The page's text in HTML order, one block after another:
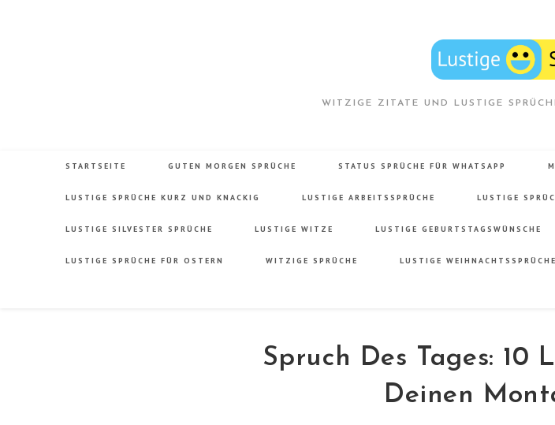
WITZIGE ZITATE UND LUSTIGE
STARTSEITE GUTEN MORGEN SPRÜCHE STATUS SPRÜCHE FÜR WHATSAPP
LUSTIGE SPRÜCHE KURZ UND KNACKIG LUSTIGE ARBEITSSPRÜCHE LUSTIGE
LUSTIGE SILVESTER SPRÜCHE LUSTIGE WITZE LUSTIGE GEBURTSTAGSWÜNSCHE
LUSTIGE SPRÜCHE FÜR OSTERN WITZIGE SPRÜCHE LUSTIGE WEIHNACHTSSPRÜCHE
Spruch Des Tages: 10
Deinen